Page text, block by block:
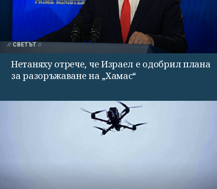
СВЕТЪТ
Нетаняху отрече, че Израел е одобрил плана
за разоръжаване на „Хамас“